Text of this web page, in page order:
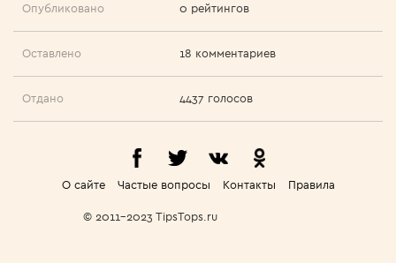
Опубликовано 0 рейтингов
Оставлено 18 комментариев
Отдано 4437 голосов
О сайте Частые вопросы Контакты Правила
© 2011-2023 TipsTops.ru